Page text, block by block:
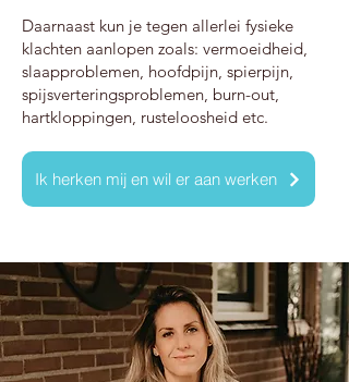
Daarnaast kun je tegen allerlei fysieke
klachten aanlopen zoals: vermoeidheid,
slaapproblemen, hoofdpijn, spierpijn,
spijsverteringsproblemen, burn-out,
hartkloppingen, rusteloosheid etc.
Ik herken mij en wil er aan werken